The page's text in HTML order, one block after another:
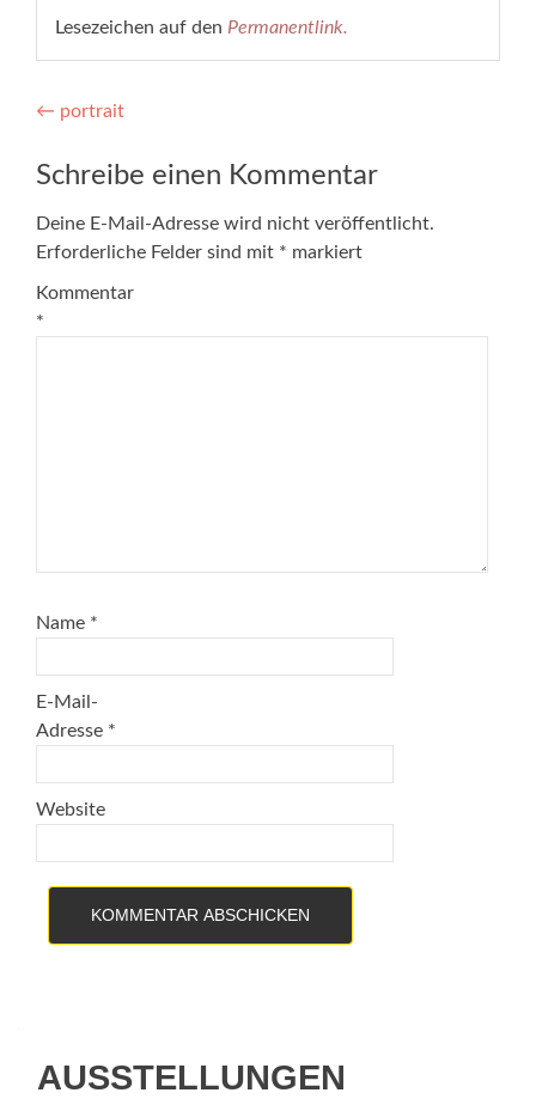
Lesezeichen auf den Permanentlink.
Beitragsnavigation
← portrait
Schreibe einen Kommentar
Deine E-Mail-Adresse wird nicht veröffentlicht.
Erforderliche Felder sind mit * markiert
Kommentar
*
Name *
E-Mail-
Adresse *
Website
AUSSTELLUNGEN